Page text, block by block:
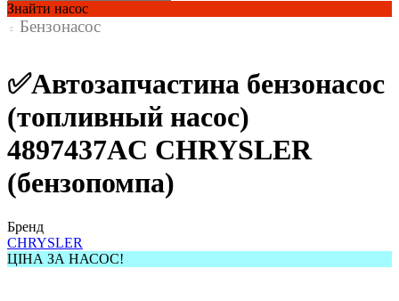
Знайти насос
Бензонасос
✅Автозапчастина бензонасос
(топливный насос)
4897437AC CHRYSLER
(бензопомпа)
Бренд
CHRYSLER
ЦІНА ЗА НАСОС!